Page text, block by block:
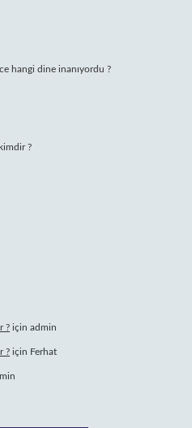
hangi dine inanıyordu ?
?
? için admin
? için Ferhat